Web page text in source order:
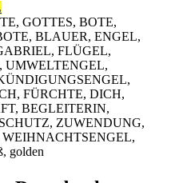
GOTTES, BOTE,
BLAUER, ENGEL,
FLÜGEL,
UMWELTENGEL,
FÜRCHTE, DICH,
BEGLEITERIN,
ZUWENDUNG,
golden